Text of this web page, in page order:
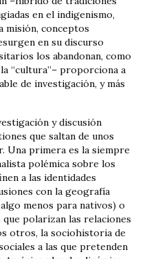
en el indigenismo,
misión, conceptos
en su discurso
los abandonan, como
“cultura”– proporciona a
de investigación, y más
y discusión
que saltan de unos
Una primera es la siempre
polémica sobre los
a las identidades
con la geografía
menos para nativos) o
polarizan las relaciones
otros, la sociohistoria de
a las que pretenden